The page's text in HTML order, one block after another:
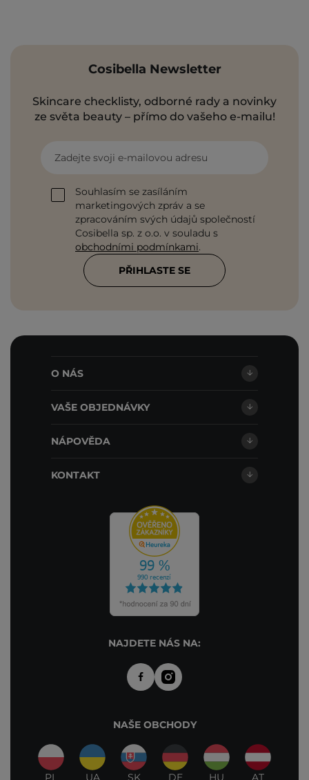
Cosibella Newsletter
Skincare checklisty, odborné rady a novinky
ze světa beauty – přímo do vašeho e-mailu!
Zadejte svoji e-mailovou adresu
Souhlasím se zasíláním
marketingových zpráv a se
zpracováním svých údajů společností
Cosibella sp. z o.o. v souladu s
obchodními podmínkami.
PŘIHLASTE SE
O NÁS
VAŠE OBJEDNÁVKY
NÁPOVĚDA
KONTAKT
NAJDETE NÁS NA:
NAŠE OBCHODY